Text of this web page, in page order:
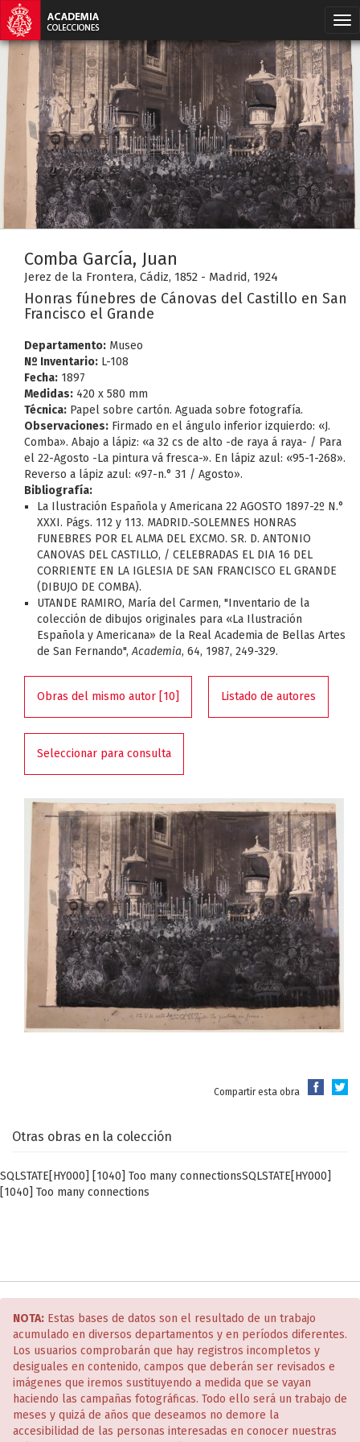
Comba García, Juan
Jerez de la Frontera, Cádiz, 1852 - Madrid, 1924
Honras fúnebres de Cánovas del Castillo en San
Francisco el Grande
Departamento: Museo
Nº Inventario: L-108
Fecha: 1897
Medidas: 420 x 580 mm
Técnica: Papel sobre cartón. Aguada sobre fotografía.
Observaciones: Firmado en el ángulo inferior izquierdo: «J.
Comba». Abajo a lápiz: «a 32 cs de alto -de raya á raya- / Para
el 22-Agosto -La pintura vá fresca-». En lápiz azul: «95-1-268».
Reverso a lápiz azul: «97-n.° 31 / Agosto».
Bibliografía:
La Ilustración Española y Americana 22 AGOSTO 1897-2º N.°
XXXI. Págs. 112 y 113. MADRID.-SOLEMNES HONRAS
FUNEBRES POR EL ALMA DEL EXCMO. SR. D. ANTONIO
CANOVAS DEL CASTILLO, / CELEBRADAS EL DIA 16 DEL
CORRIENTE EN LA IGLESIA DE SAN FRANCISCO EL GRANDE
(DIBUJO DE COMBA).
UTANDE RAMIRO, María del Carmen, "Inventario de la
colección de dibujos originales para «La Ilustración
Española y Americana» de la Real Academia de Bellas Artes
de San Fernando",Academia, 64, 1987, 249-329.
Obras del mismo autor [10] Listado de autores
Seleccionar para consulta
Compartir esta obra
Otras obras en la colección
SQLSTATE[HY000] [1040] Too many connectionsSQLSTATE[HY000]
[1040] Too many connections
NOTA: Estas bases de datos son el resultado de un trabajo
acumulado en diversos departamentos y en períodos diferentes.
Los usuarios comprobarán que hay registros incompletos y
desiguales en contenido, campos que deberán ser revisados e
imágenes que iremos sustituyendo a medida que se vayan
haciendo las campañas fotográficas. Todo ello será un trabajo de
meses y quizá de años que deseamos no demore la
accesibilidad de las personas interesadas en conocer nuestras